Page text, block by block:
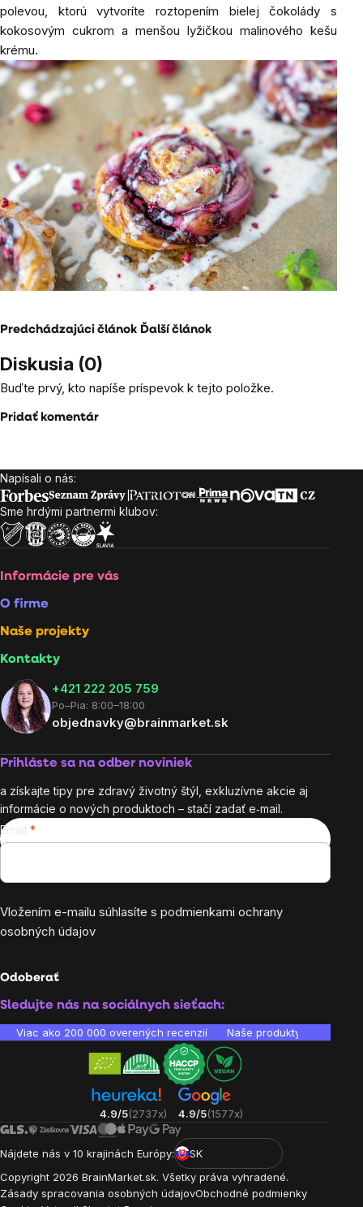
polevou, ktorú vytvoríte roztopením bielej čokolády s
kokosovým cukrom a menšou lyžičkou malinového kešu
krému.
Predchádzajúci článok Ďalší článok
Diskusia (0)
Buďte prvý, kto napíše príspevok k tejto položke.
Pridať komentár
Zápätie
Napísali o nás:
Sme hrdými partnermi klubov:
Informácie pre vás
O firme
Naše projekty
Kontakty
+421 222 205 759
Po–Pia: 8:00–18:00
objednavky@brainmarket.sk
Prihláste sa na odber noviniek
a získajte tipy pre zdravý životný štýl, exkluzívne akcie aj
informácie o nových produktoch – stačí zadať e‑mail.
Email
Vložením e-mailu súhlasíte s podmienkami ochrany
osobných údajov
Odoberať
Sledujte nás na sociálnych sieťach:
Viac ako 200 000 overených recenzií Naše produkty sú
4.9/5(2737x) 4.9/5(1577x)
Nájdete nás v 10 krajinách Európy:
SK
Copyright 2026 BrainMarket.sk. Všetky práva vyhradené.
Zásady spracovania osobných údajovObchodné podmienky